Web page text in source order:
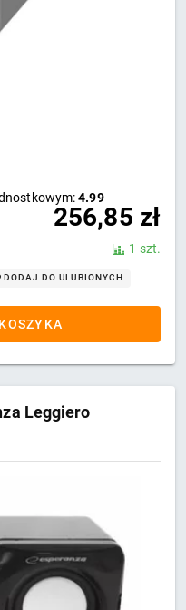
4.99
256,85 zł
1 szt.
DODAJ DO ULUBIONYCH
Leggiero